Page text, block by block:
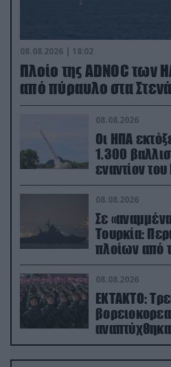
08.08.2026 | 18:02
Πλοίο της ADNOC των
από πύραυλο στα
08.08.2026
Οι ΗΠΑ
1.300
εναντίον
διάρκεια
08.08.2026
Σε
Τουρκία:
πλοίων από
08.08.2026
ΕΚΤΑΚΤΟ:
Ρωσία